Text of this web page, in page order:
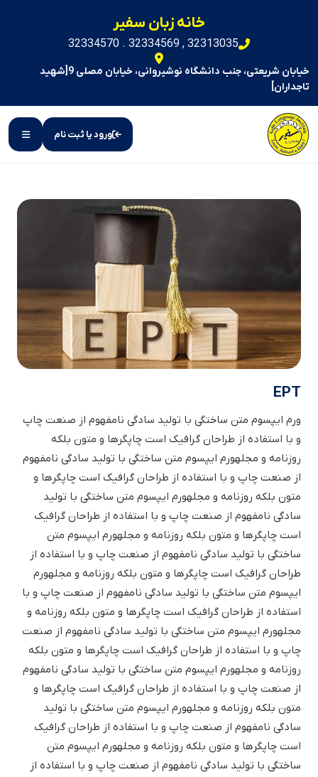
خانه زبان سفیر
32313035 , 32334569 . 32334570
خیابان شریعتی، جنب دانشگاه نوشیروانی، خیابان مصلی 9[شهید
تاجداران]
ورود یا ثبت نام
EPT
ورم ایپسوم متن ساختگی با تولید سادگی نامفهوم از صنعت چاپ
و با استفاده از طراحان گرافیک است چاپگرها و متون بلکه
روزنامه و مجلهورم ایپسوم متن ساختگی با تولید سادگی نامفهوم
از صنعت چاپ و با استفاده از طراحان گرافیک است چاپگرها و
متون بلکه روزنامه و مجلهورم ایپسوم متن ساختگی با تولید
سادگی نامفهوم از صنعت چاپ و با استفاده از طراحان گرافیک
است چاپگرها و متون بلکه روزنامه و مجلهورم ایپسوم متن
ساختگی با تولید سادگی نامفهوم از صنعت چاپ و با استفاده از
طراحان گرافیک است چاپگرها و متون بلکه روزنامه و مجلهورم
ایپسوم متن ساختگی با تولید سادگی نامفهوم از صنعت چاپ و با
استفاده از طراحان گرافیک است چاپگرها و متون بلکه روزنامه و
مجلهورم ایپسوم متن ساختگی با تولید سادگی نامفهوم از صنعت
چاپ و با استفاده از طراحان گرافیک است چاپگرها و متون بلکه
روزنامه و مجلهورم ایپسوم متن ساختگی با تولید سادگی نامفهوم
از صنعت چاپ و با استفاده از طراحان گرافیک است چاپگرها و
متون بلکه روزنامه و مجلهورم ایپسوم متن ساختگی با تولید
سادگی نامفهوم از صنعت چاپ و با استفاده از طراحان گرافیک
است چاپگرها و متون بلکه روزنامه و مجلهورم ایپسوم متن
ساختگی با تولید سادگی نامفهوم از صنعت چاپ و با استفاده از